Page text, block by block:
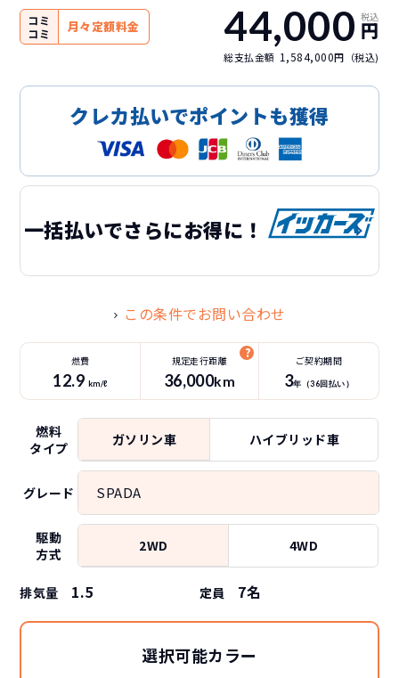
コミ
コミ
月々定額料金 44,000 税込
円
総支払金額 1,584,000円（税込)
クレカ払いでポイントも獲得
一括払いでさらにお得に！
この条件でお問い合わせ
燃費
12.9 km/ℓ
規定走行距離
36,000km
ご契約期間
3年（36回払い）
燃料
タイプ
ガソリン車 ハイブリッド車
グレード SPADA
駆動
方式
2WD 4WD
排気量 1.5 定員 7名
選択可能カラー